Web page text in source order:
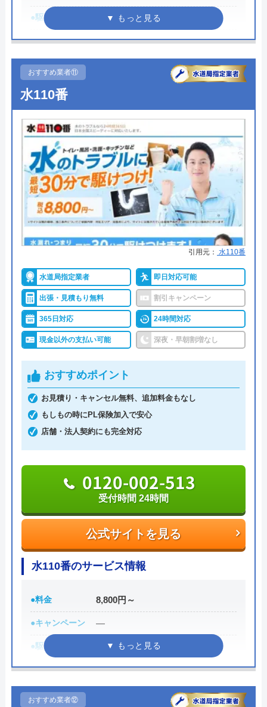
●駆けつけ時間
●受付時間 24時間
●定休日
●出張見積もり
●支払い方法 現金・銀行振込
●累計実績 年間300年以上の施工実績
●保証・保険 ー
詳細は公式HPでご確認ください
ワイライフがおすすめの理由
ワイライフは給湯器、ガス機器を中心に修理、交換
を行っている会社です。東京都と埼玉県を中心にサ
ービスを提供しており、地域に根差した密接なサポ
ート体制で修理時は迅速に駆けつけます。急な故障
時にも、時間365日のサポート体制を整えられてい
るため、いざという時も迅速に対応が可能。年間
300件以上の施工実績で確かな技術力で安心してご
イフに相談してみてはいかがでしょうか。
公式サイトを見る
042-569-8356
受付時間 24時間
ワイライフの基本情報
代表者 横尾真佐希
所在地
〒207-0004
東京都東大和市清水1-743
対応エリア
東大和市、小平市、東村山市、武蔵村
山市、立川市 東京都、埼玉県近郊
おすすめ業者⑪
水110番
引用元： 水110番
水道局指定業者 即日対応可能
出張・見積もり無料 割引キャンペーン
365日対応 24時間対応
現金以外の支払い可能 深夜・早朝割増なし
おすすめポイント
お見積り・キャンセル無料、追加料金もなし
もしもの時にPL保険加入で安心
店舗・法人契約にも完全対応
公式サイトを見る
0120-002-513
受付時間 24時間
水110番のサービス情報
●料金 8,800円～
●キャンペーン ―
●駆けつけ時間 最短30分
●受付時間 24時間
●定休日
おすすめ業者⑫